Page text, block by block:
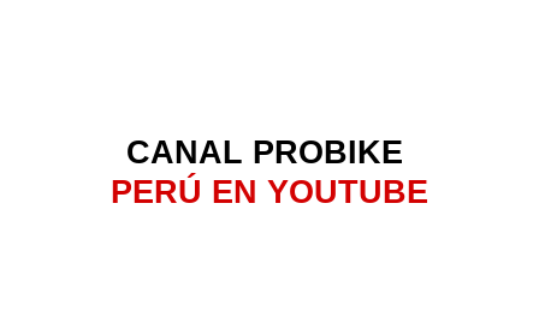
CANAL PROBIKE
PERÚ EN YOUTUBE